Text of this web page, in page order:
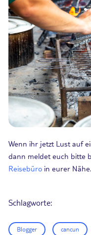
Wenn ihr jetzt Lust auf
dann meldet euch bitte
Reisebüro in eurer Nähe.
Schlagworte:
Blogger cancun